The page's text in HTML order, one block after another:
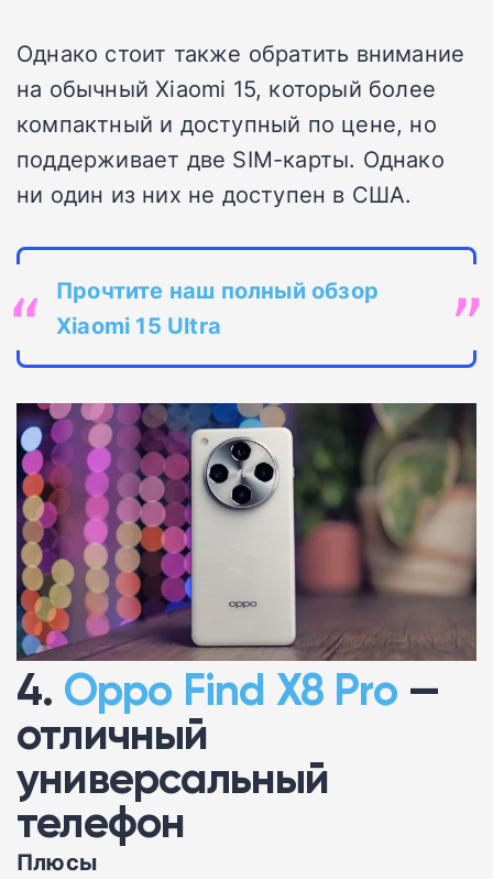
Однако стоит также обратить внимание
на обычный Xiaomi 15, который более
компактный и доступный по цене, но
поддерживает две SIM-карты. Однако
ни один из них не доступен в США.
Прочтите наш полный обзор
Xiaomi 15 Ultra
4. Oppo Find X8 Pro—
отличный
универсальный
телефон
Плюсы